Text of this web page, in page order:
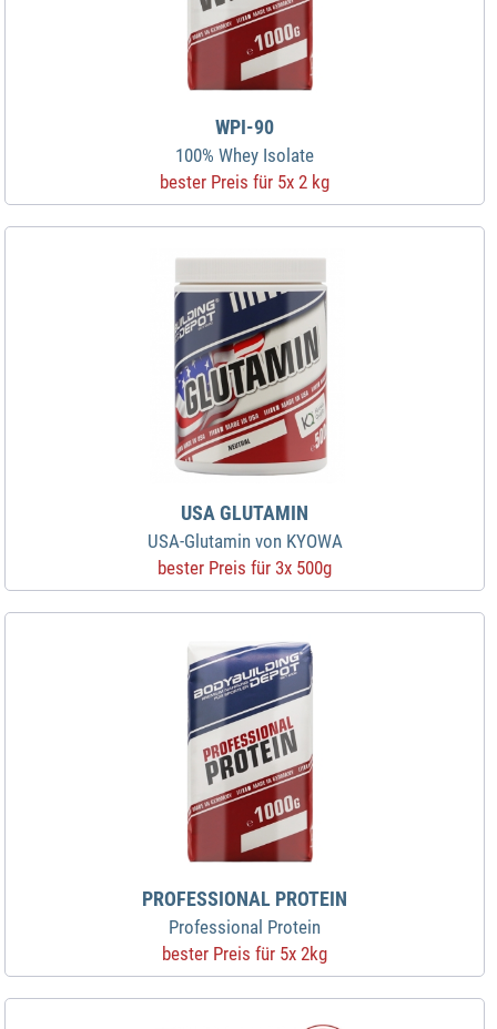
WPI-90
100% Whey Isolate
bester Preis für 5x 2 kg
USA GLUTAMIN
USA-Glutamin von KYOWA
bester Preis für 3x 500g
PROFESSIONAL PROTEIN
Professional Protein
bester Preis für 5x 2kg